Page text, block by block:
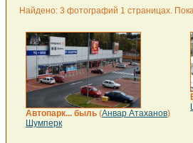
Найдено: 3 фотографий 1 страницах.
Автопарк... быль (Анвар Атаханов)
Шумперк